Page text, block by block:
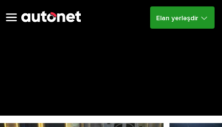
Elan yerləşdir